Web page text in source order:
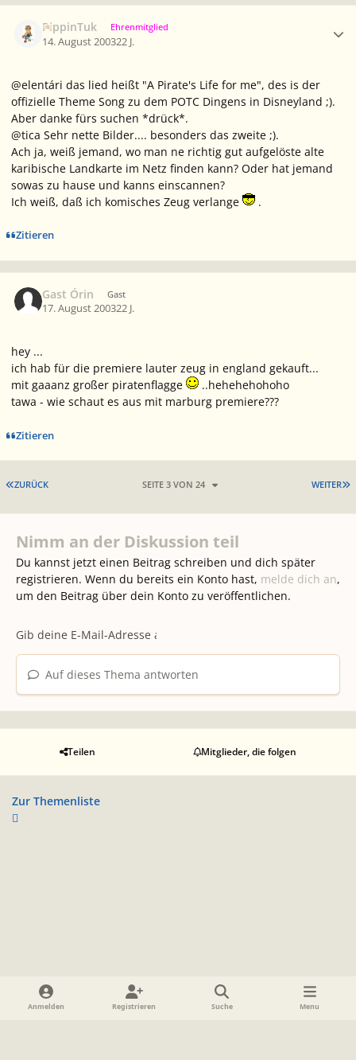
PippinTuk Ehrenmitglied
14. August 200322 J.
@elentári das lied heißt "A Pirate's Life for me", des is der
offizielle Theme Song zu dem POTC Dingens in Disneyland ;).
Aber danke fürs suchen *drück*.
@tica Sehr nette Bilder.... besonders das zweite ;).
Ach ja, weiß jemand, wo man ne richtig gut aufgelöste alte
karibische Landkarte im Netz finden kann? Oder hat jemand
sowas zu hause und kanns einscannen?
Ich weiß, daß ich komisches Zeug verlange
.
Zitieren
Gast Órin Gast
17. August 200322 J.
hey ...
ich hab für die premiere lauter zeug in england gekauft...
mit gaaanz großer piratenflagge
..hehehehohoho
tawa - wie schaut es aus mit marburg premiere???
Zitieren
ERSTE SEITE
ZURÜCK WEITER
SEITE 3 VON 24
Nimm an der Diskussion teil
Du kannst jetzt einen Beitrag schreiben und dich später
registrieren. Wenn du bereits ein Konto hast, melde dich an,
um den Beitrag über dein Konto zu veröffentlichen.
Auf dieses Thema antworten
Teilen Mitglieder, die folgen
Zur Themenliste
Heller Modus
Dunkler ModusSystemeinstellung
Anmelden Registrieren Suche Menu